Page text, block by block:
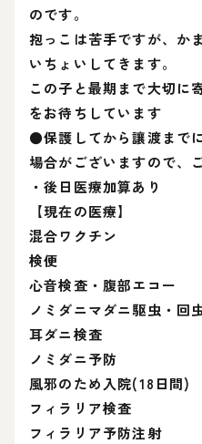
のです。
抱っこは苦手ですが、か
いちょいしてきます。
この子と最期まで大切に
をお待ちしています
●保護してから讓渡まで
場合がございますので、
・後日医療加算あり
【現在の医療】
混合ワクチン
検便
心音検査・腹部エコー
ノミダニマダニ駆虫・回
耳ダニ検査
ノミダニ予防
風邪のため入院(18日間)
フィラリア検査
フィラリア予防注射